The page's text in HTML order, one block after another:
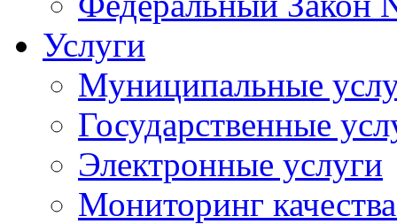
Услуги
Муниципальные
Государственные
Электронные услуги
Мониторинг